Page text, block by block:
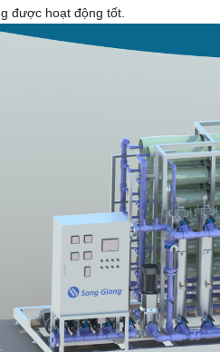
được hoạt động tốt.